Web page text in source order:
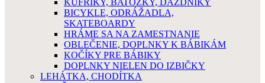
KUFRÍKY, BATÔŽKY, DÁŽDNIKY
BICYKLE, ODRÁŽADLA,
SKATEBOARDY
HRÁME SA NA ZAMESTNANIE
OBLEČENIE, DOPLNKY K BÁBIKÁM
KOČÍKY PRE BÁBIKY
DOPLNKY NIELEN DO IZBIČKY
LEHÁTKA, CHODÍTKA